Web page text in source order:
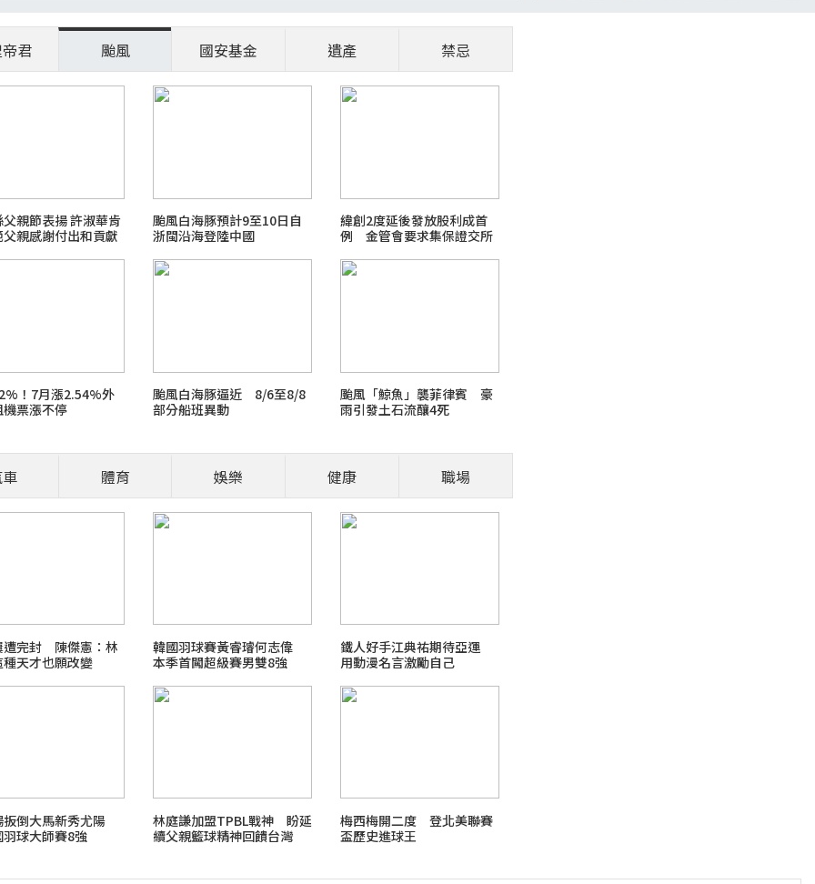
就是想討摸？先看看牠們的其他「肢體語
!
導 貓咪翻肚子代表對環境感到放鬆與信任，但不一定代表「同意被摸」，腹部是其脆弱
需結合其他肢體語言綜合判斷。 翻肚子可能代表信任，但不代表一定想被摸 貓咪主動
君 颱風 國安基金 遺產 禁忌
親節表揚 許淑華肯
親感謝付出和貢獻
颱風白海豚預計9至10日自
浙閩沿海登陸中國
緯創2度延後發放股利成首
例 金管會要求集保證交所
！7月漲2.54%外
票漲不停
颱風白海豚逼近 8/6至8/8
部分船班異動
颱風「鯨魚」襲菲律賓 豪
雨引發土石流釀4死
體育 娛樂 健康 職場
遭完封 陳傑憲：林
天才也願改變
韓國羽球賽黃睿璿何志偉
本季首闖超級賽男雙8強
鐵人好手江典祐期待亞運
用動漫名言激勵自己
扳倒大馬新秀尤陽
球大師賽8強
林庭謙加盟TPBL戰神 盼延
續父親籃球精神回饋台灣
梅西梅開二度 登北美聯賽
盃歷史進球王